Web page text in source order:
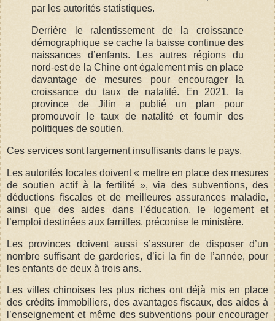
par les autorités statistiques.
Derrière le ralentissement de la croissance
démographique se cache la baisse continue des
naissances d’enfants. Les autres régions du
nord-est de la Chine ont également mis en place
davantage de mesures pour encourager la
croissance du taux de natalité. En 2021, la
province de Jilin a publié un plan pour
promouvoir le taux de natalité et fournir des
politiques de soutien.
Ces services sont largement insuffisants dans le pays.
Les autorités locales doivent « mettre en place des mesures
de soutien actif à la fertilité », via des subventions, des
déductions fiscales et de meilleures assurances maladie,
ainsi que des aides dans l’éducation, le logement et
l’emploi destinées aux familles, préconise le ministère.
Les provinces doivent aussi s’assurer de disposer d’un
nombre suffisant de garderies, d’ici la fin de l’année, pour
les enfants de deux à trois ans.
Les villes chinoises les plus riches ont déjà mis en place
des crédits immobiliers, des avantages fiscaux, des aides à
l’enseignement et même des subventions pour encourager